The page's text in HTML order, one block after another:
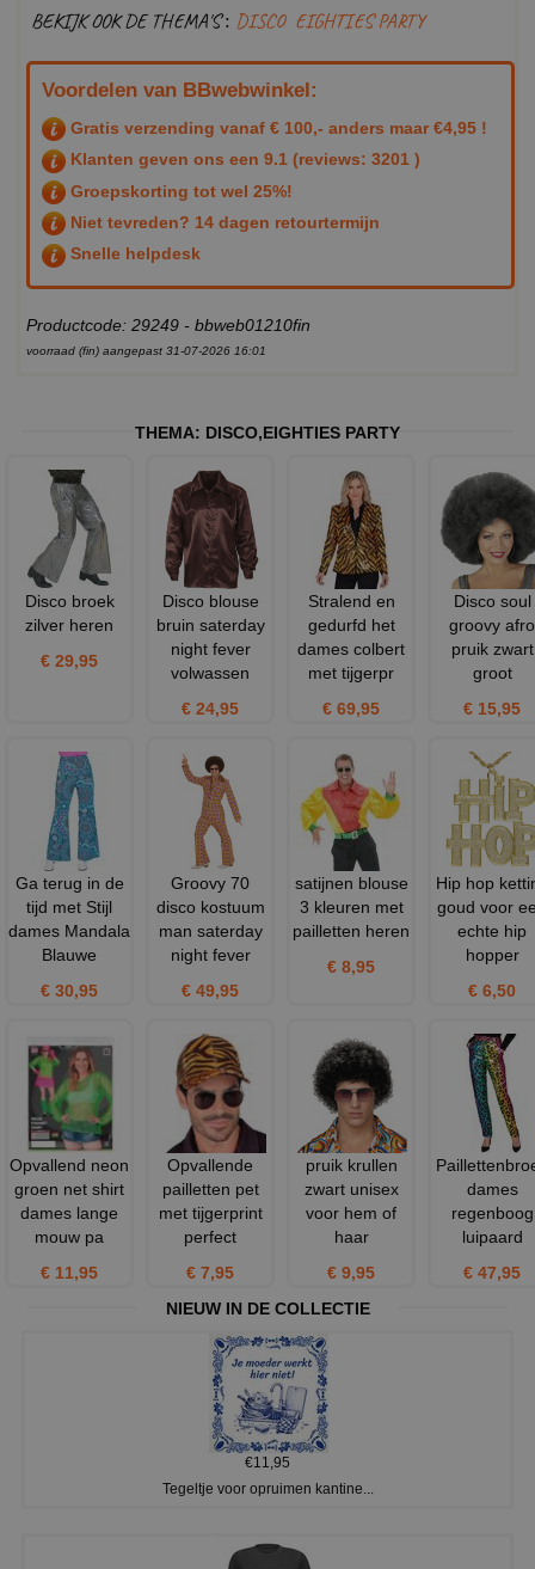
BEKIJK OOK DE THEMA'S : DISCO EIGHTIES PARTY
Voordelen van BBwebwinkel:
Gratis verzending vanaf € 100,- anders maar €4,95 !
Klanten geven ons een 9.1 (reviews: 3201 )
Groepskorting tot wel 25%!
Niet tevreden? 14 dagen retourtermijn
Snelle helpdesk
Productcode: 29249 - bbweb01210fin
voorraad (fin) aangepast 31-07-2026 16:01
THEMA: DISCO,EIGHTIES PARTY
Disco broek
zilver heren
€ 29,95
Disco blouse
bruin saterday
night fever
volwassen
€ 24,95
Stralend en
gedurfd het
dames colbert
met tijgerpr
€ 69,95
Disco soul
groovy afro
pruik zwart
groot
€ 15,95
Ga terug in de
tijd met Stijl
dames Mandala
Blauwe
€ 30,95
Groovy 70
disco kostuum
man saterday
night fever
€ 49,95
satijnen blouse
3 kleuren met
pailletten heren
€ 8,95
Hip hop
goud voor
echte hip
hopper
€ 6,50
Opvallend neon
groen net shirt
dames lange
mouw pa
€ 11,95
Opvallende
pailletten pet
met tijgerprint
perfect
€ 7,95
pruik krullen
zwart unisex
voor hem of
haar
€ 9,95
dames
regenboog
luipaard
€ 47,95
NIEUW IN DE COLLECTIE
€11,95
Tegeltje voor opruimen kantine...